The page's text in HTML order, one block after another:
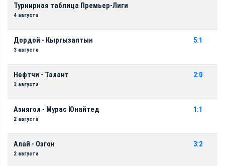
Турнирная таблица Премьер-Лиги
4 августа
Дордой - Кыргызалтын
3 августа
5:1
Нефтчи - Талант
3 августа
2:0
Азиягол - Мурас Юнайтед
2 августа
1:1
Алай - Озгон
2 августа
3:2